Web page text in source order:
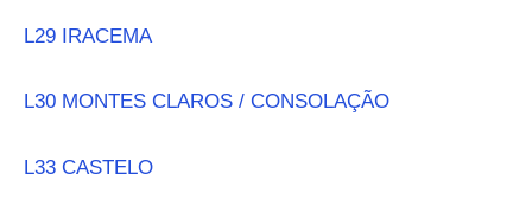
L29 IRACEMA
L30 MONTES CLAROS / CONSOLAÇÃO
L33 CASTELO